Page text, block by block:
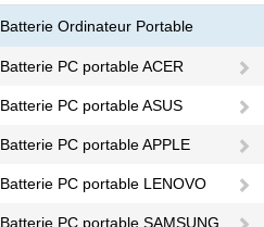
Batterie Ordinateur Portable
Batterie PC portable ACER
Batterie PC portable ASUS
Batterie PC portable APPLE
Batterie PC portable LENOVO
Batterie PC portable SAMSUNG